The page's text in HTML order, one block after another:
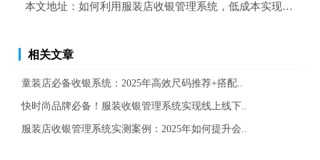
本文地址： 如何利用服装店收银管理系统，低成本实现高效管
相关文章
童装店必备收银系统：2025年高效尺码推荐+搭配..
快时尚品牌必备！服装收银管理系统实现线上线下..
服装店收银管理系统实测案例：2025年如何提升会..